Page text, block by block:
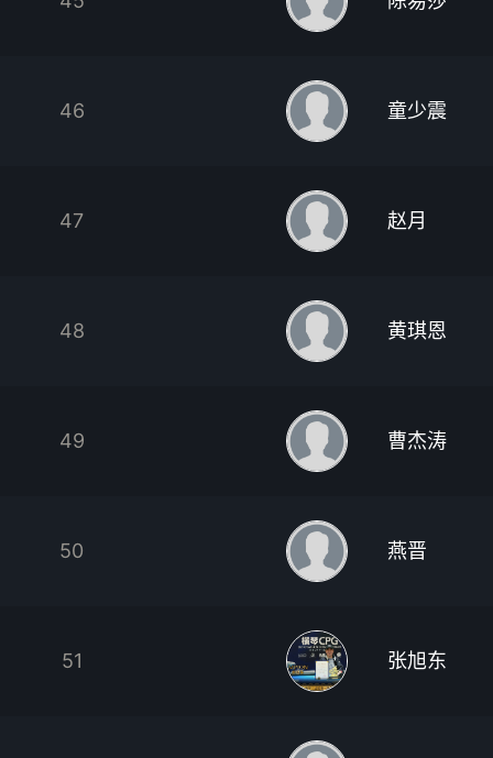
46 童少震
47 赵月
48 黄琪恩
49 曹杰涛
50 燕晋
51 张旭东